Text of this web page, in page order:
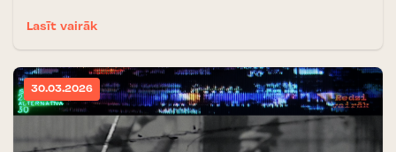
Lasīt vairāk
30.03.2026